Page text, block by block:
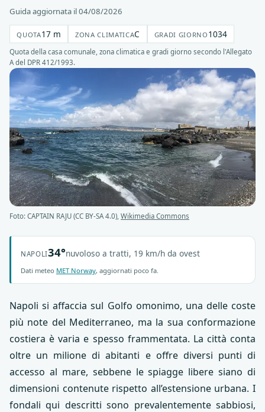
Guida aggiornata il 04/08/2026
QUOTA17 m ZONA CLIMATICAC GRADI GIORNO 1034
Quota della casa comunale, zona climatica e gradi giorno secondo l'Allegato
A del DPR 412/1993.
Foto: CAPTAIN RAJU (CC BY-SA 4.0), Wikimedia Commons
NAPOLI34°nuvoloso a tratti, 19 km/h da ovest
Dati meteo MET Norway, aggiornati poco fa.
Napoli si affaccia sul Golfo omonimo, una delle coste
più note del Mediterraneo, ma la sua conformazione
costiera è varia e spesso frammentata. La città conta
oltre un milione di abitanti e offre diversi punti di
accesso al mare, sebbene le spiagge libere siano di
dimensioni contenute rispetto all’estensione urbana. I
fondali qui descritti sono prevalentemente sabbiosi,